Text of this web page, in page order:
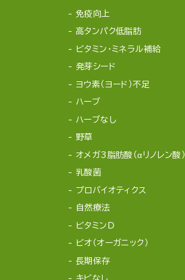
免疫向上
高タンパク低脂肪
ビタミン・ミネラル補給
発芽シード
ヨウ素（ヨード）不足
ハーブ
ハーブなし
野草
オメガ3脂肪酸（αリノレン酸）
乳酸菌
プロバイオティクス
自然療法
ビタミンD
ビオ（オーガニック）
長期保存
キビなし